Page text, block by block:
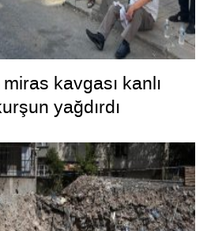
kavgası kanlı
yağdırdı